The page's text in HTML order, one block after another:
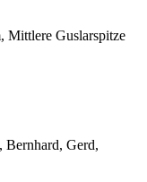
Mittlere Guslarspitze
Bernhard, Gerd,